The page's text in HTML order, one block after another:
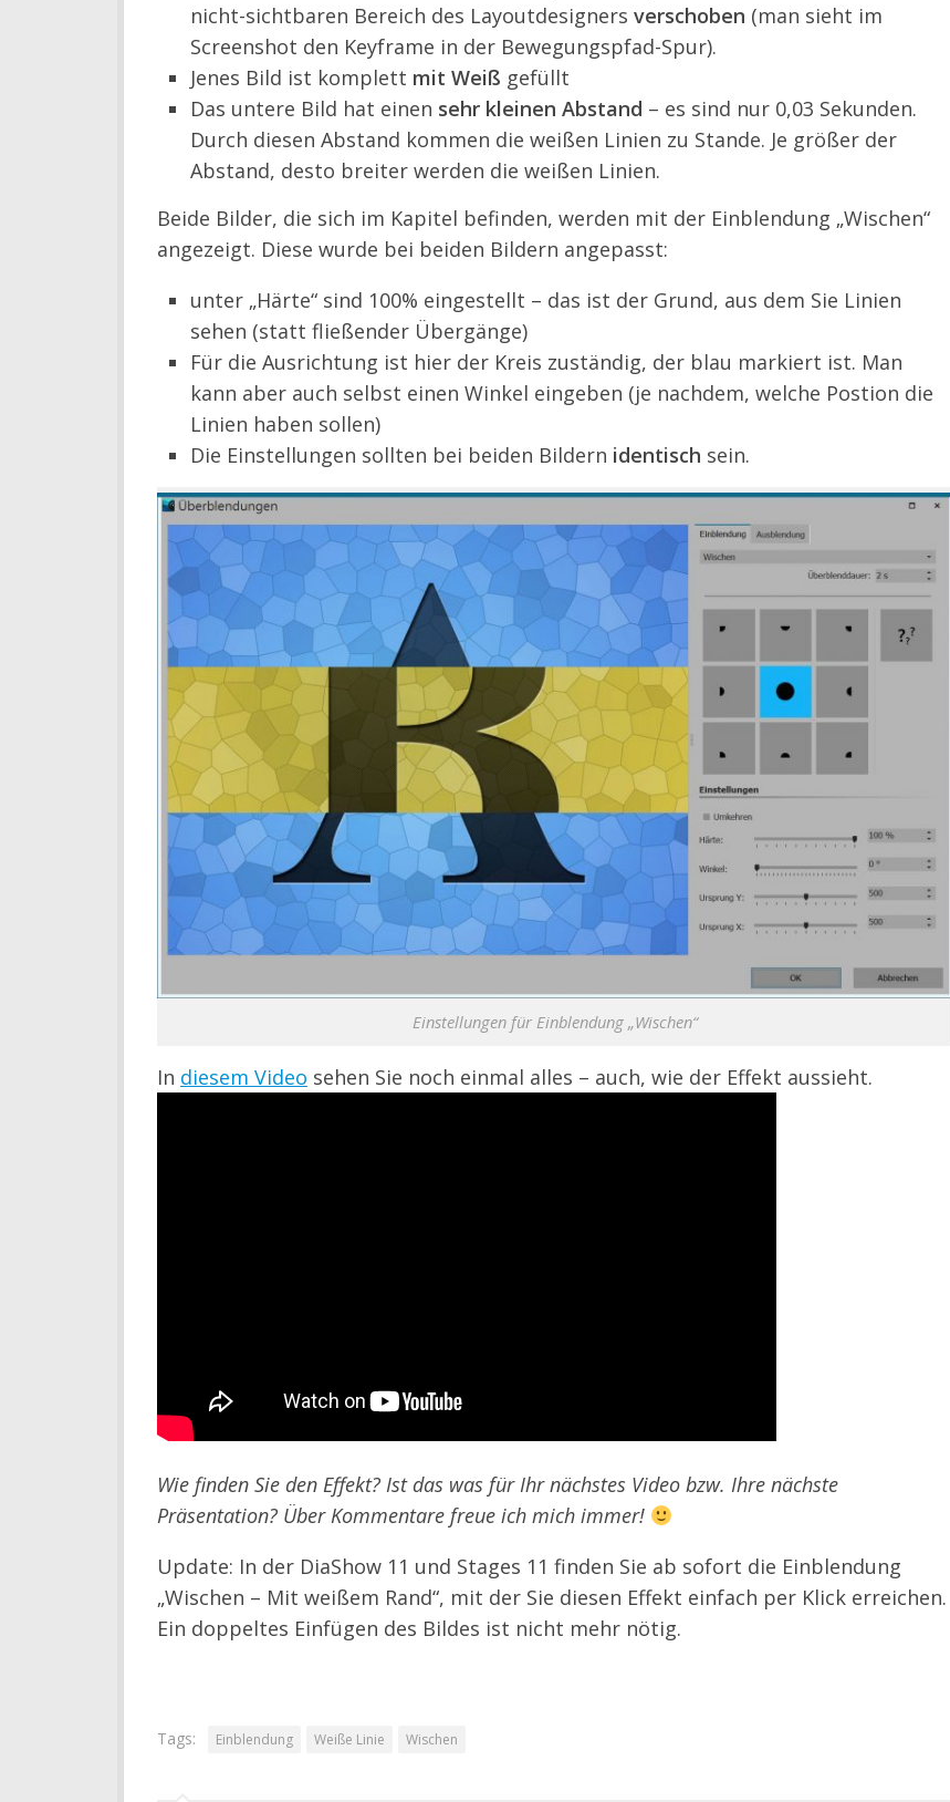
nicht-sichtbaren Bereich des Layoutdesigners verschoben (man sieht im
Screenshot den Keyframe in der Bewegungspfad-Spur).
Jenes Bild ist komplett mit Weiß gefüllt
Das untere Bild hat einen sehr kleinen Abstand – es sind nur 0,03 Sekunden.
Durch diesen Abstand kommen die weißen Linien zu Stande. Je größer der
Abstand, desto breiter werden die weißen Linien.
Beide Bilder, die sich im Kapitel befinden, werden mit der Einblendung „Wischen“
angezeigt. Diese wurde bei beiden Bildern angepasst:
unter „Härte“ sind 100% eingestellt – das ist der Grund, aus dem Sie Linien
sehen (statt fließender Übergänge)
Für die Ausrichtung ist hier der Kreis zuständig, der blau markiert ist. Man
kann aber auch selbst einen Winkel eingeben (je nachdem, welche Postion die
Linien haben sollen)
Die Einstellungen sollten bei beiden Bildern identisch sein.
Einstellungen für Einblendung „Wischen“
In diesem Video sehen Sie noch einmal alles – auch, wie der Effekt aussieht.
Wie finden Sie den Effekt? Ist das was für Ihr nächstes Video bzw. Ihre nächste
Präsentation? Über Kommentare freue ich mich immer!
Update: In der DiaShow 11 und Stages 11 finden Sie ab sofort die Einblendung
„Wischen – Mit weißem Rand“, mit der Sie diesen Effekt einfach per Klick erreichen.
Ein doppeltes Einfügen des Bildes ist nicht mehr nötig.
Tags: Einblendung Weiße Linie Wischen